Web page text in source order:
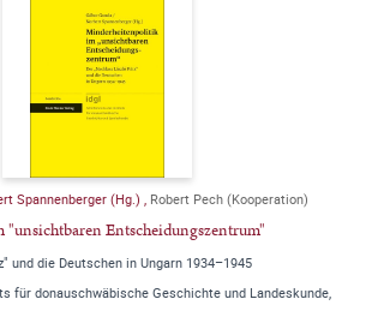
Spannenberger (Hg.) , Robert Pech (Kooperation)
Entscheidungszentrum"
und die Deutschen in Ungarn 1934–1945
für donauschwäbische Geschichte und Landeskunde,